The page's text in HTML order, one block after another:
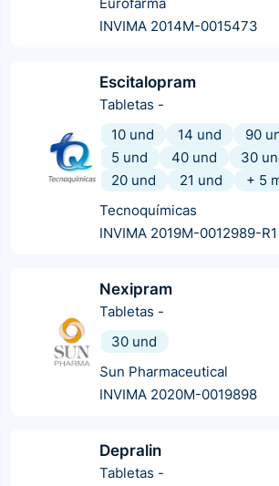
INVIMA 2014M-0015473
Escitalopram
Tabletas -
10 und
14 und 90
5 und
40 und 30
20 und
21 und + 5
Tecnoquímicas
INVIMA 2019M-0012989-R1
Nexipram
Tabletas -
30 und
Sun Pharmaceutical
INVIMA 2020M-0019898
Depralin
Tabletas -